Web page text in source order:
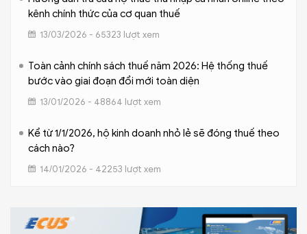
kênh chính thức của cơ quan thuế
13/03/2026 - 65323 lượt xem
Toàn cảnh chính sách thuế năm 2026: Hệ thống thuế
bước vào giai đoạn đổi mới toàn diện
13/01/2026 - 48864 lượt xem
Kể từ 1/1/2026, hộ kinh doanh nhỏ lẻ sẽ đóng thuế theo
cách nào?
14/01/2026 - 42253 lượt xem